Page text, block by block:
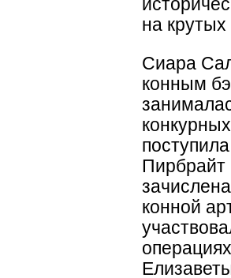
на
Сиара
конным
Пирбрайт
конной